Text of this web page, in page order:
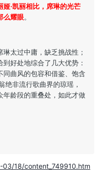
·凯丽相比，席琳的光芒
么耀眼。
太过中庸，缺乏挑战性；
好处地综合了几大优势：
同曲风的包容和借鉴、饱含
绝非流行歌曲界的琼瑶，
年龄段的重叠处，如此才做
18/content_749910.htm